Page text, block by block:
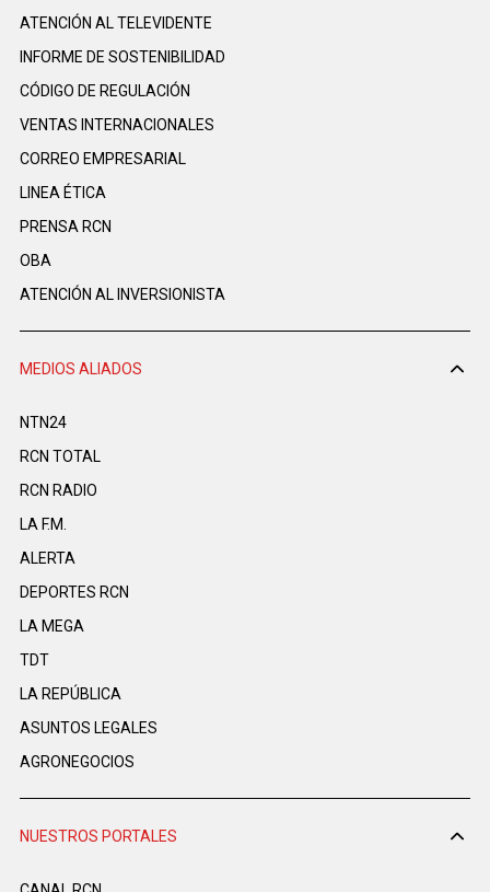
ATENCIÓN AL TELEVIDENTE
INFORME DE SOSTENIBILIDAD
CÓDIGO DE REGULACIÓN
VENTAS INTERNACIONALES
CORREO EMPRESARIAL
LINEA ÉTICA
PRENSA RCN
OBA
ATENCIÓN AL INVERSIONISTA
MEDIOS ALIADOS
NTN24
RCN TOTAL
RCN RADIO
LA F.M.
ALERTA
DEPORTES RCN
LA MEGA
TDT
LA REPÚBLICA
ASUNTOS LEGALES
AGRONEGOCIOS
NUESTROS PORTALES